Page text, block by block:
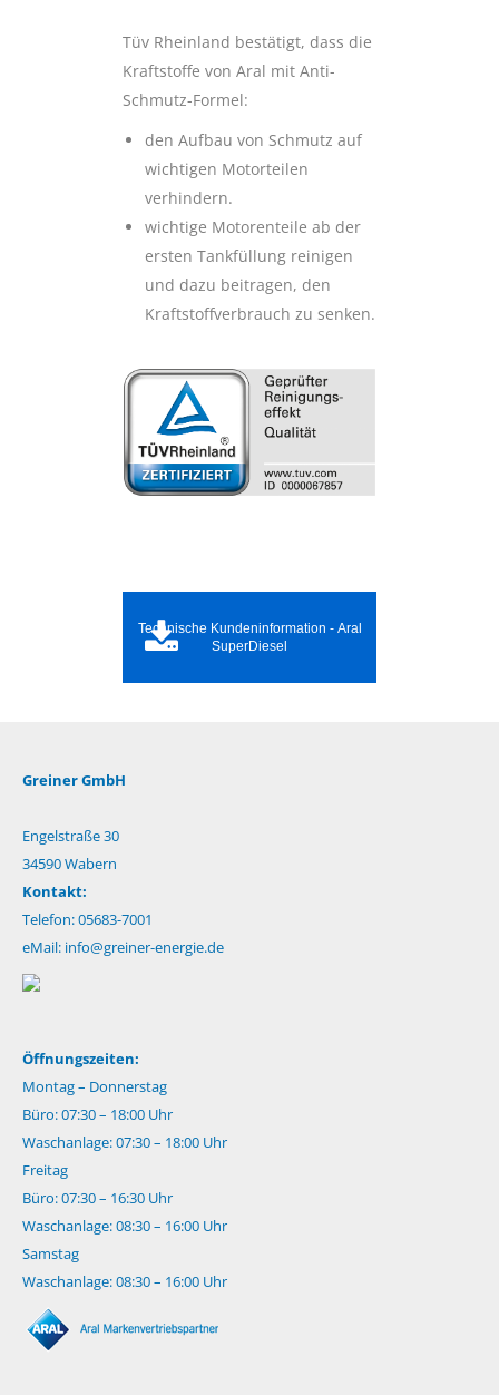
Tüv Rheinland bestätigt, dass die
Kraftstoffe von Aral mit Anti-
Schmutz-Formel:
den Aufbau von Schmutz auf
wichtigen Motorteilen
verhindern.
wichtige Motorenteile ab der
ersten Tankfüllung reinigen
und dazu beitragen, den
Kraftstoffverbrauch zu senken.
Technische Kundeninformation - Aral
SuperDiesel
Greiner GmbH
Engelstraße 30
34590 Wabern
Kontakt:
Telefon: 05683-7001
eMail: info@greiner-energie.de
Öffnungszeiten:
Montag – Donnerstag
Büro: 07:30 – 18:00 Uhr
Waschanlage: 07:30 – 18:00 Uhr
Freitag
Büro: 07:30 – 16:30 Uhr
Waschanlage: 08:30 – 16:00 Uhr
Samstag
Waschanlage: 08:30 – 16:00 Uhr